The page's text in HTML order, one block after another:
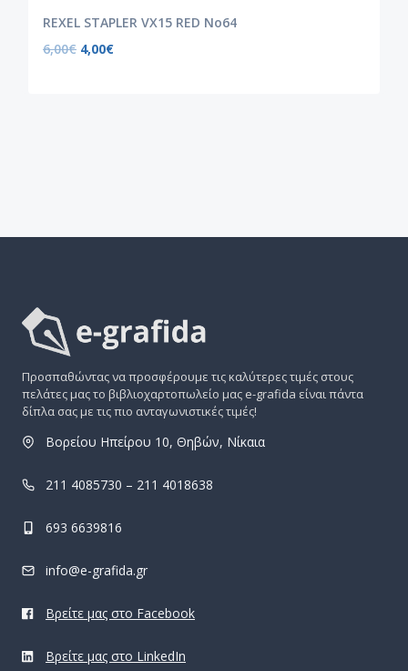
REXEL STAPLER VX15 RED No64
6,00€ 4,00€
Προσπαθώντας να προσφέρουμε τις καλύτερες τιμές στους
πελάτες μας το βιβλιοχαρτοπωλείο μας e-grafida είναι πάντα
δίπλα σας με τις πιο ανταγωνιστικές τιμές!
Βορείου Ηπείρου 10, Θηβών, Νίκαια
211 4085730 – 211 4018638
693 6639816
info@e-grafida.gr
Βρείτε μας στο Facebook
Βρείτε μας στο LinkedIn